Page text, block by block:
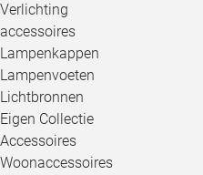
Verlichting
accessoires
Lampenkappen
Lampenvoeten
Lichtbronnen
Eigen Collectie
Accessoires
Woonaccessoires